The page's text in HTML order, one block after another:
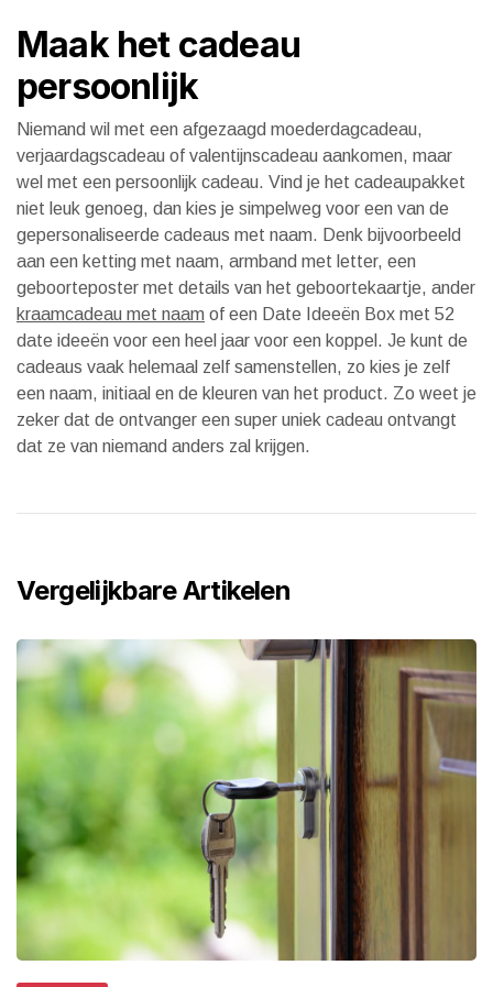
Maak het cadeau
persoonlijk
Niemand wil met een afgezaagd moederdagcadeau,
verjaardagscadeau of valentijnscadeau aankomen, maar
wel met een persoonlijk cadeau. Vind je het cadeaupakket
niet leuk genoeg, dan kies je simpelweg voor een van de
gepersonaliseerde cadeaus met naam. Denk bijvoorbeeld
aan een ketting met naam, armband met letter, een
geboorteposter met details van het geboortekaartje, ander
kraamcadeau met naam of een Date Ideeën Box met 52
date ideeën voor een heel jaar voor een koppel. Je kunt de
cadeaus vaak helemaal zelf samenstellen, zo kies je zelf
een naam, initiaal en de kleuren van het product. Zo weet je
zeker dat de ontvanger een super uniek cadeau ontvangt
dat ze van niemand anders zal krijgen.
Vergelijkbare Artikelen